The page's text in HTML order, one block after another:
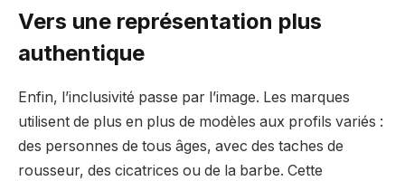
Vers une représentation plus
authentique
Enfin, l’inclusivité passe par l’image. Les marques
utilisent de plus en plus de modèles aux profils variés :
des personnes de tous âges, avec des taches de
rousseur, des cicatrices ou de la barbe. Cette